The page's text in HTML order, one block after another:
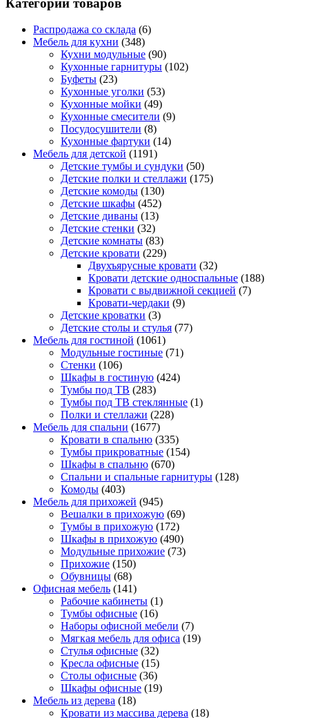
Распродажа со склада (6)
Мебель для кухни (348)
Кухни модульные (90)
Кухонные гарнитуры (102)
Буфеты (23)
Кухонные уголки (53)
Кухонные мойки (49)
Кухонные смесители (9)
Посудосушители (8)
Кухонные фартуки (14)
Мебель для детской (1191)
Детские тумбы и сундуки (50)
Детские полки и стеллажи (175)
Детские комоды (130)
Детские шкафы (452)
Детские диваны (13)
Детские стенки (32)
Детские комнаты (83)
Детские кровати (229)
Двухъярусные кровати (32)
Кровати детские односпальные (188)
Кровати с выдвижной секцией (7)
Кровати-чердаки (9)
Детские кроватки (3)
Детские столы и стулья (77)
Мебель для гостиной (1061)
Модульные гостиные (71)
Стенки (106)
Шкафы в гостиную (424)
Тумбы под ТВ (283)
Тумбы под ТВ стеклянные (1)
Полки и стеллажи (228)
Мебель для спальни (1677)
Кровати в спальню (335)
Тумбы прикроватные (154)
Шкафы в спальню (670)
Спальни и спальные гарнитуры (128)
Комоды (403)
Мебель для прихожей (945)
Вешалки в прихожую (69)
Тумбы в прихожую (172)
Шкафы в прихожую (490)
Модульные прихожие (73)
Прихожие (150)
Обувницы (68)
Офисная мебель (141)
Рабочие кабинеты (1)
Тумбы офисные (16)
Наборы офисной мебели (7)
Мягкая мебель для офиса (19)
Стулья офисные (32)
Кресла офисные (15)
Столы офисные (36)
Шкафы офисные (19)
Мебель из дерева (18)
Кровати из массива дерева (18)